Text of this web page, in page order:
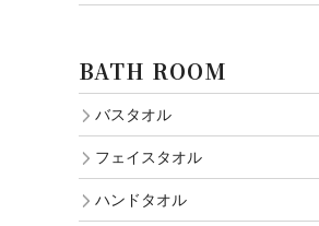
BATH ROOM
バスタオル
フェイスタオル
ハンドタオル